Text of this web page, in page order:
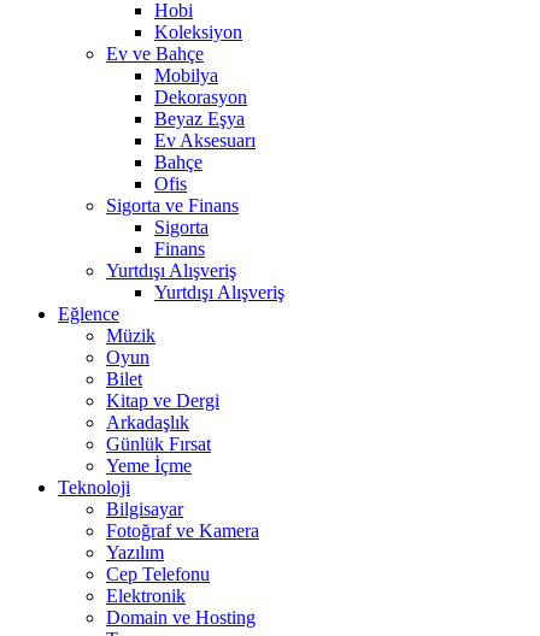
Hobi
Koleksiyon
Ev ve Bahçe
Mobilya
Dekorasyon
Beyaz Eşya
Ev Aksesuarı
Bahçe
Ofis
Sigorta ve Finans
Sigorta
Finans
Yurtdışı Alışveriş
Yurtdışı Alışveriş
Eğlence
Müzik
Oyun
Bilet
Kitap ve Dergi
Arkadaşlık
Günlük Fırsat
Yeme İçme
Teknoloji
Bilgisayar
Fotoğraf ve Kamera
Yazılım
Cep Telefonu
Elektronik
Domain ve Hosting